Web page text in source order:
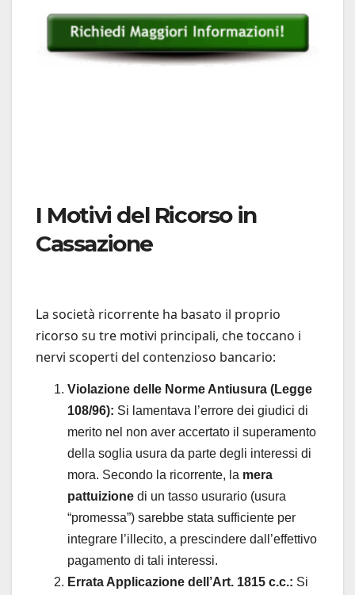
I Motivi del Ricorso in
Cassazione
La società ricorrente ha basato il proprio
ricorso su tre motivi principali, che toccano i
nervi scoperti del contenzioso bancario:
Violazione delle Norme Antiusura (Legge
108/96): Si lamentava l’errore dei giudici di
merito nel non aver accertato il superamento
della soglia usura da parte degli interessi di
mora. Secondo la ricorrente, la mera
pattuizione di un tasso usurario (usura
“promessa”) sarebbe stata sufficiente per
integrare l’illecito, a prescindere dall’effettivo
pagamento di tali interessi.
Errata Applicazione dell’Art. 1815 c.c.: Si